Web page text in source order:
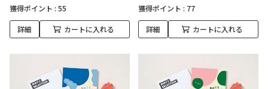
獲得ポイント : 55
詳細 カートに入れる
獲得ポイント : 77
詳細 カートに入れる